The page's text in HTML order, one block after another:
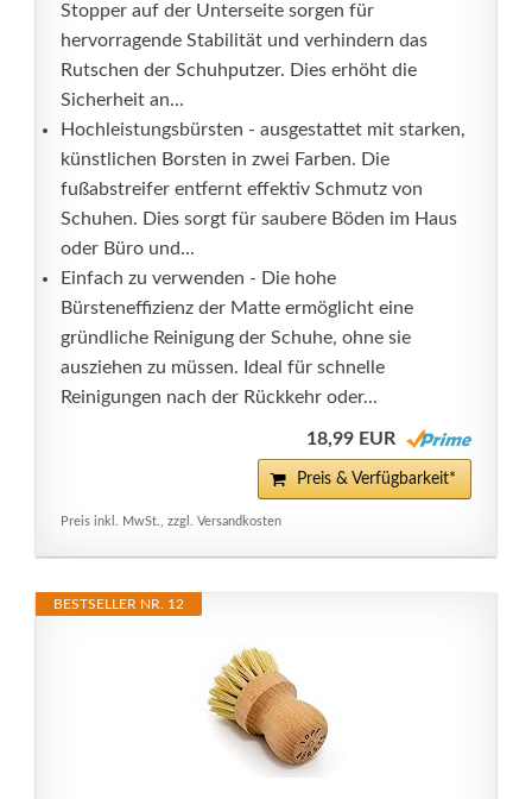
Stopper auf der Unterseite sorgen für
hervorragende Stabilität und verhindern das
Rutschen der Schuhputzer. Dies erhöht die
Sicherheit an...
Hochleistungsbürsten - ausgestattet mit starken,
künstlichen Borsten in zwei Farben. Die
fußabstreifer entfernt effektiv Schmutz von
Schuhen. Dies sorgt für saubere Böden im Haus
oder Büro und...
Einfach zu verwenden - Die hohe
Bürsteneffizienz der Matte ermöglicht eine
gründliche Reinigung der Schuhe, ohne sie
ausziehen zu müssen. Ideal für schnelle
Reinigungen nach der Rückkehr oder...
18,99 EUR
Preis & Verfügbarkeit*
Preis inkl. MwSt., zzgl. Versandkosten
BESTSELLER NR. 12